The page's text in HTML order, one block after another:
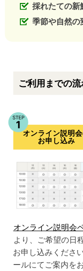
採れたての新
季節や自然の
ご利用までの流
STEP
1
オンライン説明会
お申し込み
オンライン説明会
より、ご希望の日
お申し込みくださ
ールにてご案内を